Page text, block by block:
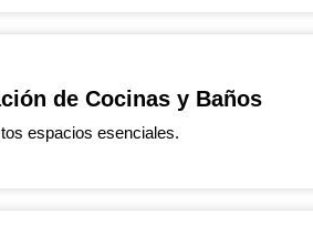
de Cocinas y Baños
espacios esenciales.